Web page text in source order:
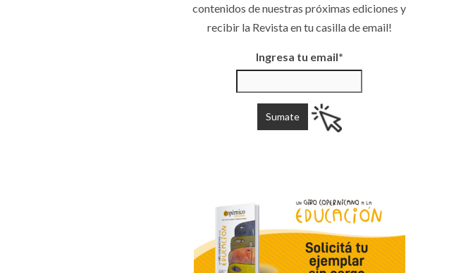
contenidos de nuestras próximas ediciones y
recibir la Revista en tu casilla de email!
Ingresa tu email*